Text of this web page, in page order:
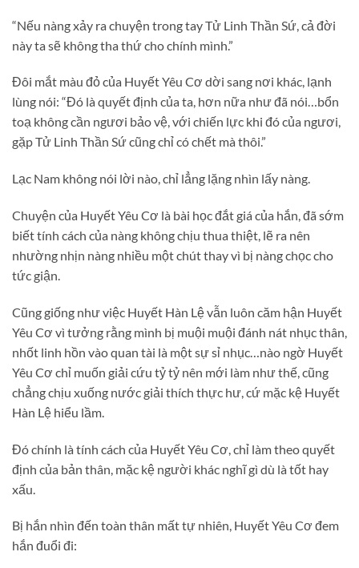
“Nếu nàng xảy ra chuyện trong tay Tử Linh Thần Sứ, cả đời
này ta sẽ không tha thứ cho chính mình.”
Đôi mắt màu đỏ của Huyết Yêu Cơ dời sang nơi khác, lạnh
lùng nói: “Đó là quyết định của ta, hơn nữa như đã nói…bổn
toạ không cần ngươi bảo vệ, với chiến lực khi đó của ngươi,
gặp Tử Linh Thần Sứ cũng chỉ có chết mà thôi.”
Lạc Nam không nói lời nào, chỉ lẳng lặng nhìn lấy nàng.
Chuyện của Huyết Yêu Cơ là bài học đắt giá của hắn, đã sớm
biết tính cách của nàng không chịu thua thiệt, lẽ ra nên
nhường nhịn nàng nhiều một chút thay vì bị nàng chọc cho
tức giận.
Cũng giống như việc Huyết Hàn Lệ vẫn luôn căm hận Huyết
Yêu Cơ vì tưởng rằng mình bị muội muội đánh nát nhục thân,
nhốt linh hồn vào quan tài là một sự sỉ nhục…nào ngờ Huyết
Yêu Cơ chỉ muốn giải cứu tỷ tỷ nên mới làm như thế, cũng
chẳng chịu xuống nước giải thích thực hư, cứ mặc kệ Huyết
Hàn Lệ hiểu lầm.
Đó chính là tính cách của Huyết Yêu Cơ, chỉ làm theo quyết
định của bản thân, mặc kệ người khác nghĩ gì dù là tốt hay
xấu.
Bị hắn nhìn đến toàn thân mất tự nhiên, Huyết Yêu Cơ đem
hắn đuổi đi: